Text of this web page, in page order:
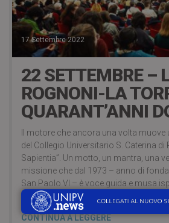
17 Settembre 2022
22 SETTEMBRE –
ROGNONI-LA
QUARANT’ANNI
Il motore che ancora una volta
del Collegio Universitario S. Caterina di
Sapientia”. Un motto, un mantra, una
missione che dal 1973 – anno di
San Paolo VI – è voce guida e musa
vivono il
CONTINUA A LEGGERE